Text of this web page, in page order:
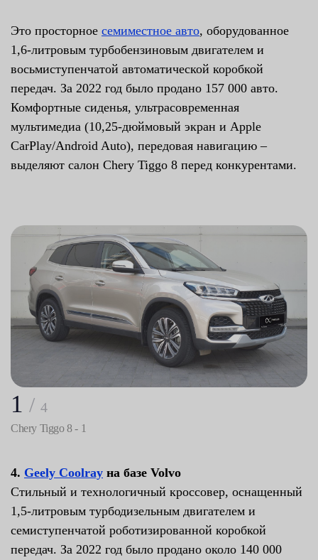
Это просторное семиместное авто, оборудованное
1,6-литровым турбобензиновым двигателем и
восьмиступенчатой автоматической коробкой
передач. За 2022 год было продано 157 000 авто.
Комфортные сиденья, ультрасовременная
мультимедиа (10,25-дюймовый экран и Apple
CarPlay/Android Auto), передовая навигацию –
выделяют салон Chery Tiggo 8 перед конкурентами.
Chery Tiggo 8 - 1
1 / 4
4. Geely Coolray на базе Volvo
Стильный и технологичный кроссовер, оснащенный
1,5-литровым турбодизельным двигателем и
семиступенчатой роботизированной коробкой
передач. За 2022 год было продано около 140 000